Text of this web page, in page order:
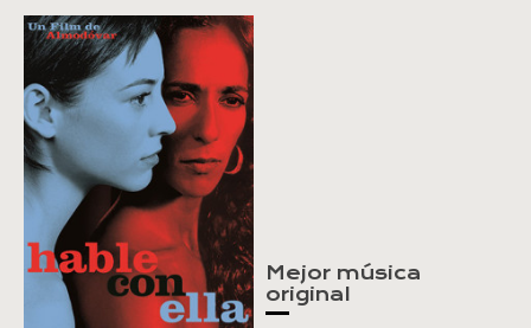
Mejor música
original